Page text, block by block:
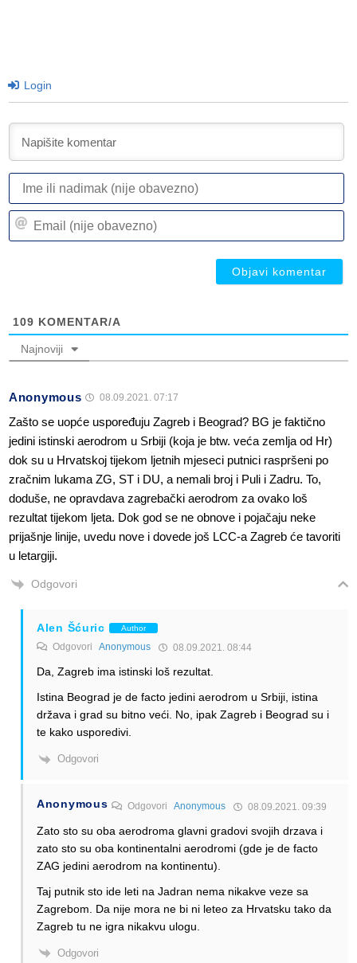
Login
109 KOMENTAR/A
Najnoviji
Anonymous 08.09.2021. 07:17
Zašto se uopće uspoređuju Zagreb i Beograd? BG je faktično
jedini istinski aerodrom u Srbiji (koja je btw. veća zemlja od Hr)
dok su u Hrvatskoj tijekom ljetnih mjeseci putnici raspršeni po
zračnim lukama ZG, ST i DU, a nemali broj i Puli i Zadru. To,
doduše, ne opravdava zagrebački aerodrom za ovako loš
rezultat tijekom ljeta. Dok god se ne obnove i pojačaju neke
prijašnje linije, uvedu nove i dovede još LCC-a Zagreb će tavoriti
u letargiji.
Odgovori
Alen Šćuric Author
Odgovori Anonymous 08.09.2021. 08:44
Da, Zagreb ima istinski loš rezultat.
Istina Beograd je de facto jedini aerodrom u Srbiji, istina
država i grad su bitno veći. No, ipak Zagreb i Beograd su i
te kako usporedivi.
Odgovori
Anonymous OdgovoriAnonymous 08.09.2021. 09:39
Zato sto su oba aerodroma glavni gradovi svojih drzava i
zato sto su oba kontinentalni aerodromi (gde je de facto
ZAG jedini aerodrom na kontinentu).
Taj putnik sto ide leti na Jadran nema nikakve veze sa
Zagrebom. Da nije mora ne bi ni leteo za Hrvatsku tako da
Zagreb tu ne igra nikakvu ulogu.
Odgovori